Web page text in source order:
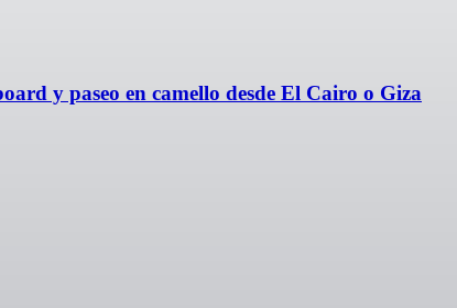
y paseo en camello desde El Cairo o Giza